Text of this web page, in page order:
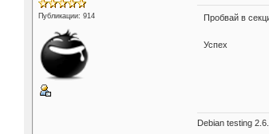
Публикации: 914 Пробвай в
Успех
Debian testing